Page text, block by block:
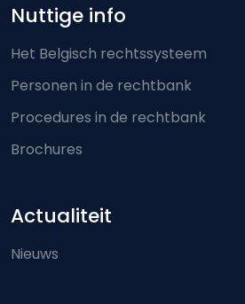
Nuttige info
Het Belgisch rechtssysteem
Personen in de rechtbank
Procedures in de rechtbank
Brochures
Actualiteit
Nieuws